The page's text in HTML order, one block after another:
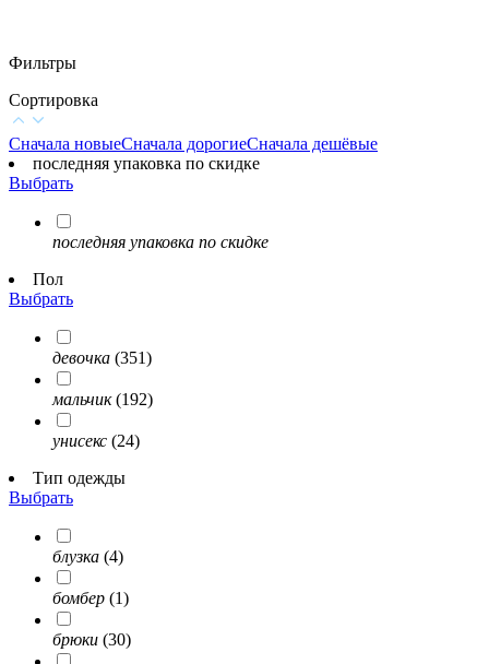
Фильтры
Сортировка
Сначала новыеСначала дорогиеСначала дешёвые
последняя упаковка по скидке
Выбрать
последняя упаковка по скидке
Пол
Выбрать
девочка (351)
мальчик(192)
унисекс (24)
Тип одежды
Выбрать
блузка (4)
бомбер (1)
брюки (30)